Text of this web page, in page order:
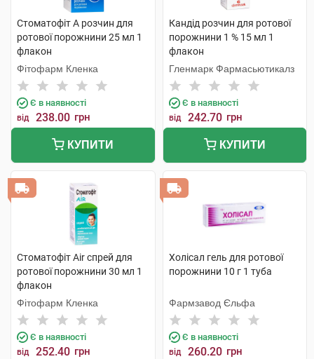
Стоматофіт А розчин для
ротової порожнини 25 мл 1
флакон
Фітофарм Кленка
Є в наявності
від 238.00 грн
КУПИТИ
Кандід розчин для ротової
порожнини 1 % 15 мл 1
флакон
Гленмарк Фармасьютикалз
Є в наявності
від 242.70 грн
КУПИТИ
Стоматофіт Air спрей для
ротової порожнини 30 мл 1
флакон
Фітофарм Кленка
Є в наявності
від 252.40 грн
Холісал гель для ротової
порожнини 10 г 1 туба
Фармзавод Єльфа
Є в наявності
від 260.20 грн